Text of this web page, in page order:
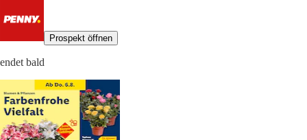
Prospekt öffnen
endet bald